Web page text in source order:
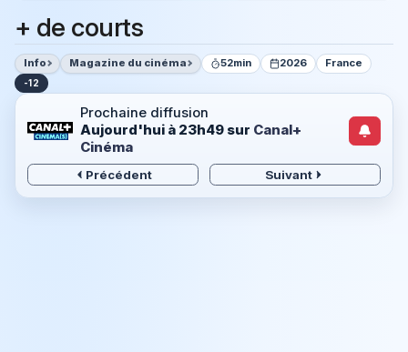
+ de courts
Info Magazine du cinéma 52min 2026 France
-12
Prochaine diffusion
Aujourd'hui à 23h49sur Canal+
Cinéma
Précédent Suivant